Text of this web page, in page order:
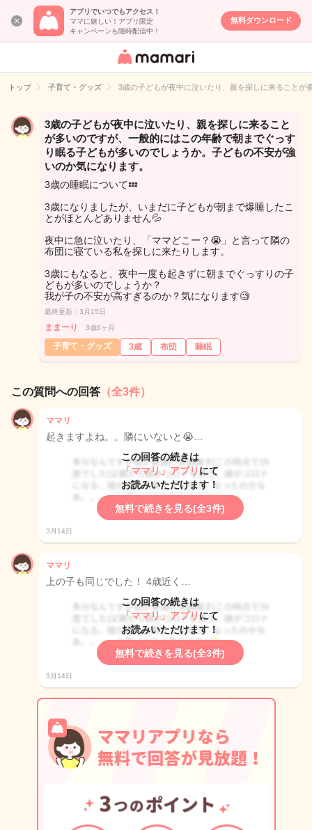
アプリでいつでもアクセス！
ママに嬉しい！アプリ限定
キャンペーンも随時配信中！
無料ダウンロード
女性専用匿名QA
イト
トップ 子育て・グッズ 3歳の子どもが夜中に泣いたり、親を探しに来ること
3歳の子どもが夜中に泣いたり、親を探しに来ること
が多いのですが、一般的にはこの年齢で朝までぐっす
り眠る子どもが多いのでしょうか。子どもの不安が強
いのか気になります。
3歳の睡眠について💤
3歳になりましたが、いまだに子どもが朝まで爆睡したこ
とがほとんどありません💦
夜中に急に泣いたり、「ママどこー？😭」と言って隣の
布団に寝ている私を探しに来たりします。
3歳にもなると、夜中一度も起きずに朝までぐっすりの子
どもが多いのでしょうか？
我が子の不安が高すぎるのか？気になります🧐
最終更新：3月15日
ままーり 3歳6ヶ月
子育て・グッズ 3歳 布団 睡眠
この質問への回答 （全3件）
ママリ
起きますよね。。隣にいないと😭…
この回答の続きは
「ママリ」アプリ にて
お読みいただけます！
無料で続きを見る(全3件)
3月14日
ママリ
上の子も同じでした！ 4歳近く…
この回答の続きは
「ママリ」アプリ にて
お読みいただけます！
無料で続きを見る(全3件)
3月14日